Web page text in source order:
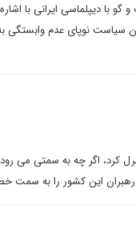
با دیپلماسی ایرانی با
سیاست نوپای عدم وابستگی
کرد، اگر چه به سمتی می
رهبران این کشور را به